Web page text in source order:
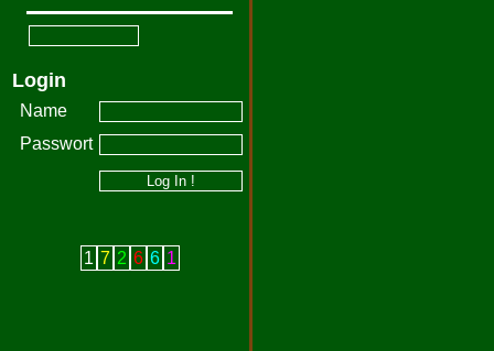
Login
Name
Passwort
1 7 2 6 6 1